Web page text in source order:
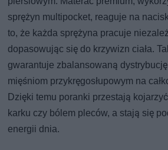
sprężyn multipocket, reaguje na
to, że każda sprężyna pracuje
dopasowując się do krzywizn ciała.
gwarantuje zbalansowaną
mięśniom przykręgosłupowym na
Dzięki temu poranki przestają
karku czy bólem pleców, a stają się
energii dnia.